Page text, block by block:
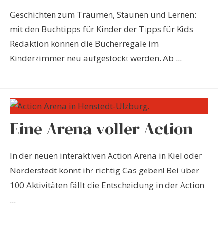
Geschichten zum Träumen, Staunen und Lernen:
mit den Buchtipps für Kinder der Tipps für Kids
Redaktion können die Bücherregale im
Kinderzimmer neu aufgestockt werden. Ab ...
Eine Arena voller Action
In der neuen interaktiven Action Arena in Kiel oder
Norderstedt könnt ihr richtig Gas geben! Bei über
100 Aktivitäten fällt die Entscheidung in der Action
...